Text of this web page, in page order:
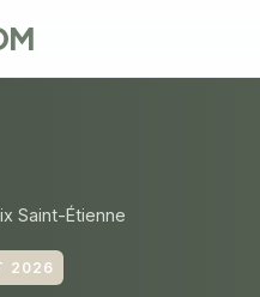
Saint-Étienne
2026